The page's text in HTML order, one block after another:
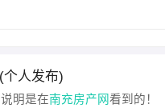
(个人发布)
明是在南充房产网看到的！